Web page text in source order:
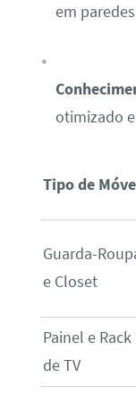
em
otimizado
Tipo de
Guarda-
e Closet
Painel e Rack
de TV